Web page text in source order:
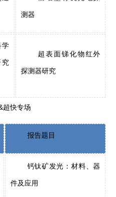
测器
学
超表面锑化物红外
探测器研究
超快专场
报告题目
钙钛矿发光：材料、器
件及应用